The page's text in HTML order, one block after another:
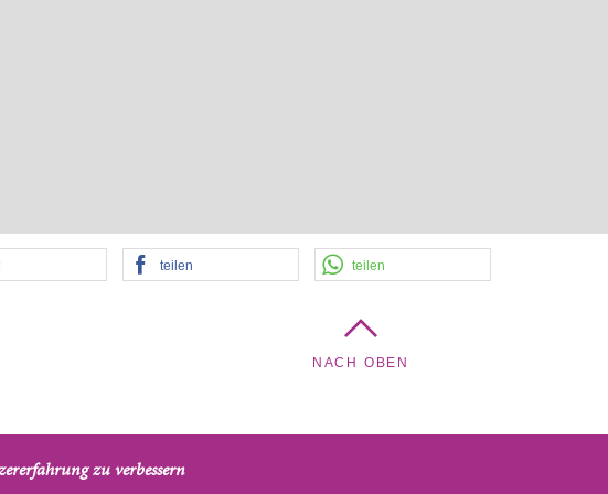
teilen teilen
NACH OBEN
Fünfhaus, Lindengasse 44a, 1070 Wien, Österreich
zu verbessern